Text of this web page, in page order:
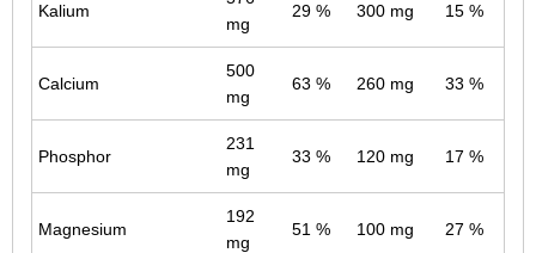
Kalium
mg
29 % 300 mg 15 %
Calcium
500
mg
63 % 260 mg 33 %
Phosphor
231
mg
33 % 120 mg 17 %
Magnesium
192
mg
51 % 100 mg 27 %